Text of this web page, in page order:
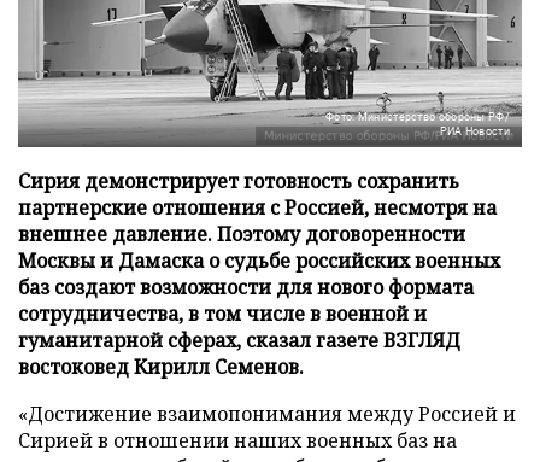
Фото: Министерство обороны РФ/
РИА Новости
Сирия демонстрирует готовность сохранить
партнерские отношения с Россией, несмотря на
внешнее давление. Поэтому договоренности
Москвы и Дамаска о судьбе российских военных
баз создают возможности для нового формата
сотрудничества, в том числе в военной и
гуманитарной сферах, сказал газете ВЗГЛЯД
востоковед Кирилл Семенов.
«Достижение взаимопонимания между Россией и
Сирией в отношении наших военных баз на